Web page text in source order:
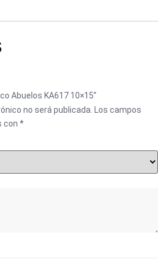
Abuelos KA617 10×15”
no será publicada.
Los campos
con *